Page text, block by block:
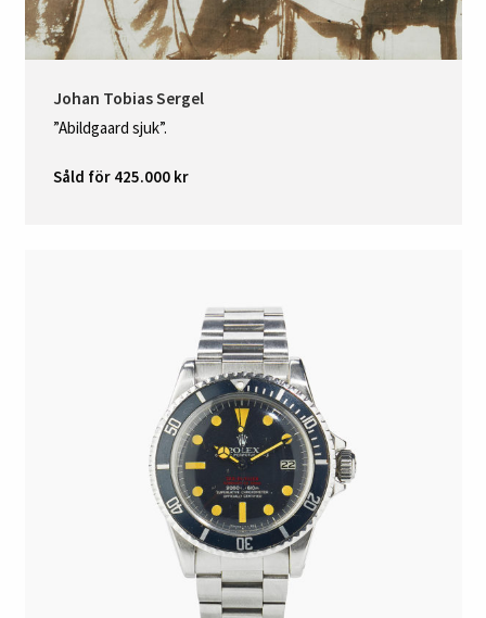
Johan Tobias Sergel
”Abildgaard sjuk”.
Såld för 425.000 kr